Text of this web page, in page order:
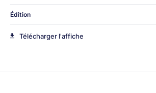
Édition
Télécharger l'affiche